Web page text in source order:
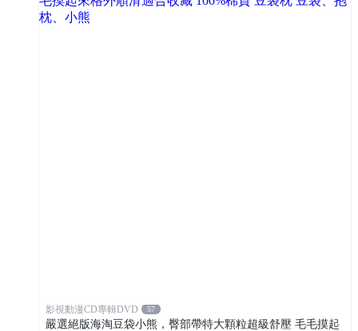
影視動漫CD專輯DVD 57
嚴選絕版海淘豆袋小熊，臀部帶特大顆粒超級舒壓 毛毛摸起